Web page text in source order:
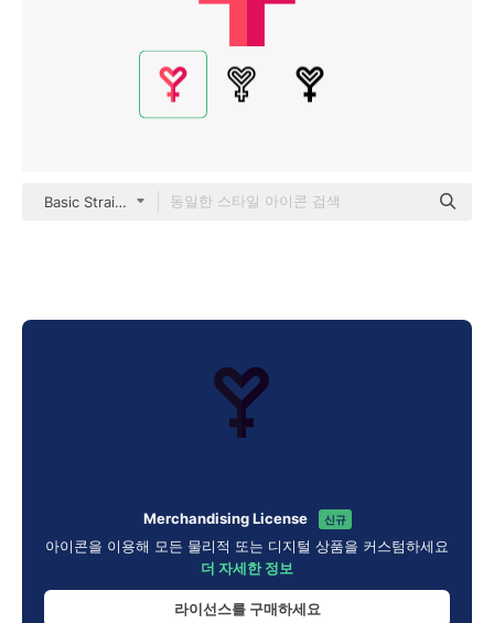
Basic Straight Flat
Merchandising License 신규
아이콘을 이용해 모든 물리적 또는 디지털 상품을 커스텀하세요
더 자세한 정보
라이선스를 구매하세요